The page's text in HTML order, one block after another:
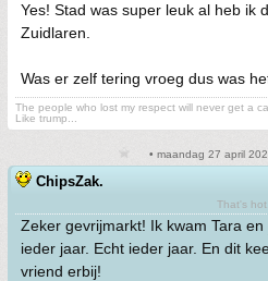
Yes! Stad was super leuk al heb ik
Zuidlaren.
Was er zelf tering vroeg dus was
The people who lost my respect will never get a
Like trump...
• maandag 27 april
ChipsZak.
That's hot.
Zeker gevrijmarkt! Ik kwam Tara en
ieder jaar. Echt ieder jaar. En dit
vriend erbij!